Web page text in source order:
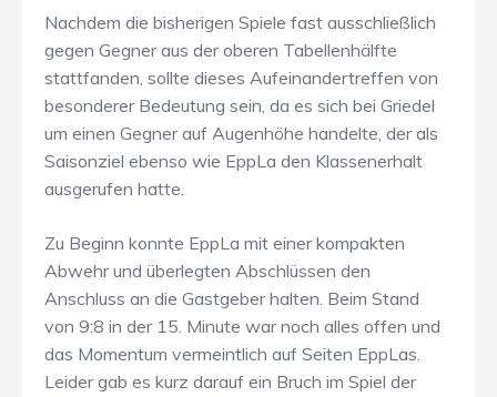
Nachdem die bisherigen Spiele fast ausschließlich
gegen Gegner aus der oberen Tabellenhälfte
stattfanden, sollte dieses Aufeinandertreffen von
besonderer Bedeutung sein, da es sich bei Griedel
um einen Gegner auf Augenhöhe handelte, der als
Saisonziel ebenso wie EppLa den Klassenerhalt
ausgerufen hatte.
Zu Beginn konnte EppLa mit einer kompakten
Abwehr und überlegten Abschlüssen den
Anschluss an die Gastgeber halten. Beim Stand
von 9:8 in der 15. Minute war noch alles offen und
das Momentum vermeintlich auf Seiten EppLas.
Leider gab es kurz darauf ein Bruch im Spiel der